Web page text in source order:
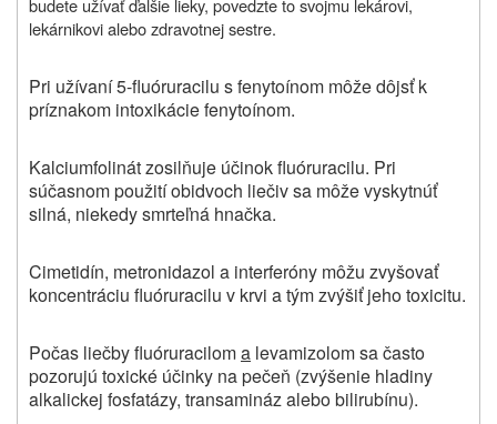
budete užívať ďalšie lieky, povedzte to svojmu lekárovi,
lekárnikovi alebo zdravotnej sestre.
Pri užívaní 5-fluóruracilu s fenytoínom môže dôjsť k
príznakom intoxikácie fenytoínom.
Kalciumfolinát zosilňuje účinok fluóruracilu. Pri
súčasnom použití obidvoch liečiv sa môže vyskytnúť
silná, niekedy smrteľná hnačka.
Cimetidín, metronidazol a interferóny môžu zvyšovať
koncentráciu fluóruracilu v krvi a tým zvýšiť jeho toxicitu.
Počas liečby fluóruraciloma levamizolom sa často
pozorujú toxické účinky na pečeň (zvýšenie hladiny
alkalickej fosfatázy, transamináz alebo bilirubínu).